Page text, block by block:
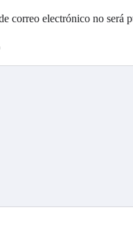
correo electrónico no será